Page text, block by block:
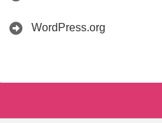
WordPress.org